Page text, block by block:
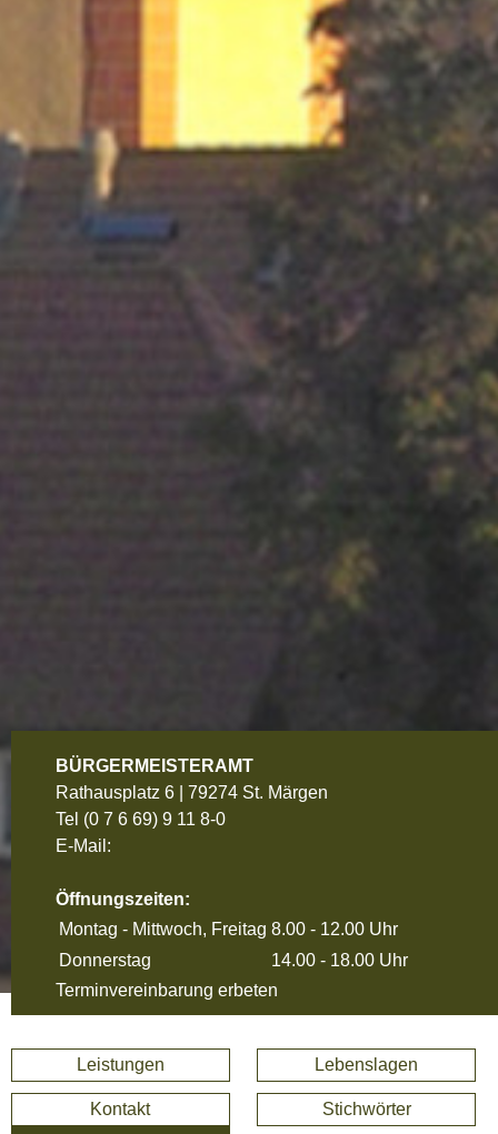
BÜRGERMEISTERAMT
Rathausplatz 6 | 79274 St. Märgen
Tel (0 7 6 69) 9 11 8-0
E-Mail:
Öffnungszeiten:
Montag - Mittwoch, Freitag 8.00 - 12.00 Uhr
Donnerstag
14.00 - 18.00 Uhr
Terminvereinbarung erbeten
Leistungen Lebenslagen
Kontakt Stichwörter